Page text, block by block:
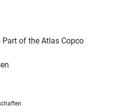
Part of the Atlas Copco